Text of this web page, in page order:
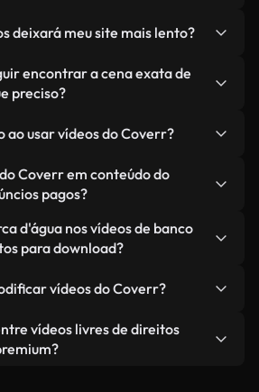
feitas por humanos,
para fora, juntamente com
IA. Cada vídeo é claramente
você sempre saiba o que
deixará meu site mais lento?
nossas versões
formatos leves e prontos
qualidade, minimizando os
encontrar a cena exata de
preciso?
descrever a cena — como
pôr do sol" — e o Studio gerará
para você em segundos,
padrões de licenciamento.
ao usar vídeos do Coverr?
crédito. Todos os vídeos em
livres de direitos autorais e
bem-vindo.
Coverr em conteúdo do
pagos?
de arquivo da Coverr
em vídeos monetizados do
que você não esteja
independente.
d'água nos vídeos de banco
para download?
IA — inclui marcas d'água.
limpas e prontas para usar.
vídeos do Coverr?
recortar ou remixar nossos
Apenas certifique-se de que o
vídeos livres de direitos